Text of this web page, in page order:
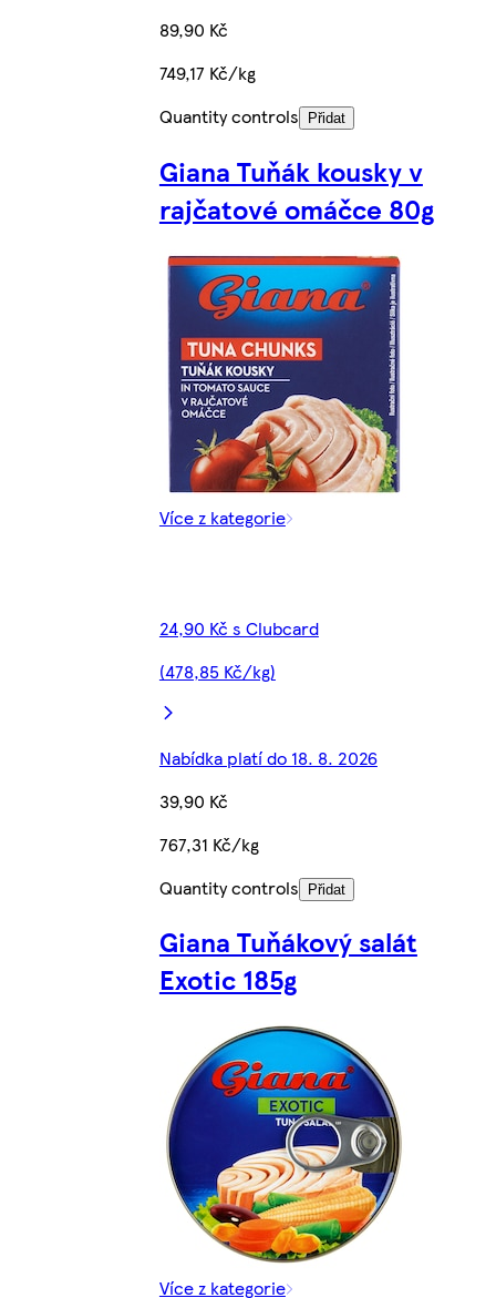
89,90 Kč
749,17 Kč/kg
Quantity controls
Přidat
Giana Tuňák kousky v
rajčatové omáčce 80g
Více z kategorie
24,90 Kč s Clubcard
(478,85 Kč/kg)
Nabídka platí do 18. 8. 2026
39,90 Kč
767,31 Kč/kg
Quantity controls
Přidat
Giana Tuňákový salát
Exotic 185g
Více z kategorie